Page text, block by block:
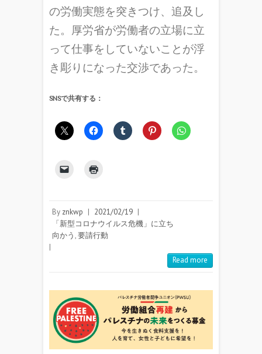
の労働実態を突きつけ、追及し
た。厚労省が労働者の立場に立
って仕事をしていないことが浮
き彫りになった交渉であった。
SNSで共有する：
By znkwp | 2021/02/19 |
「新型コロナウイルス危機」に立ち
向かう,要請行動
|
Read more